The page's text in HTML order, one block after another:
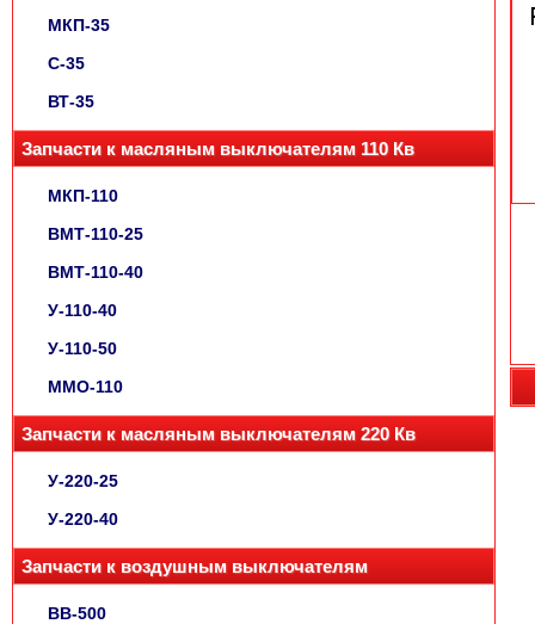
МКП-35
С-35
ВТ-35
Запчасти к масляным выключателям 110 Кв
МКП-110
ВМТ-110-25
ВМТ-110-40
У-110-40
У-110-50
ММО-110
Запчасти к масляным выключателям 220 Кв
У-220-25
У-220-40
Запчасти к воздушным выключателям
ВВ-500